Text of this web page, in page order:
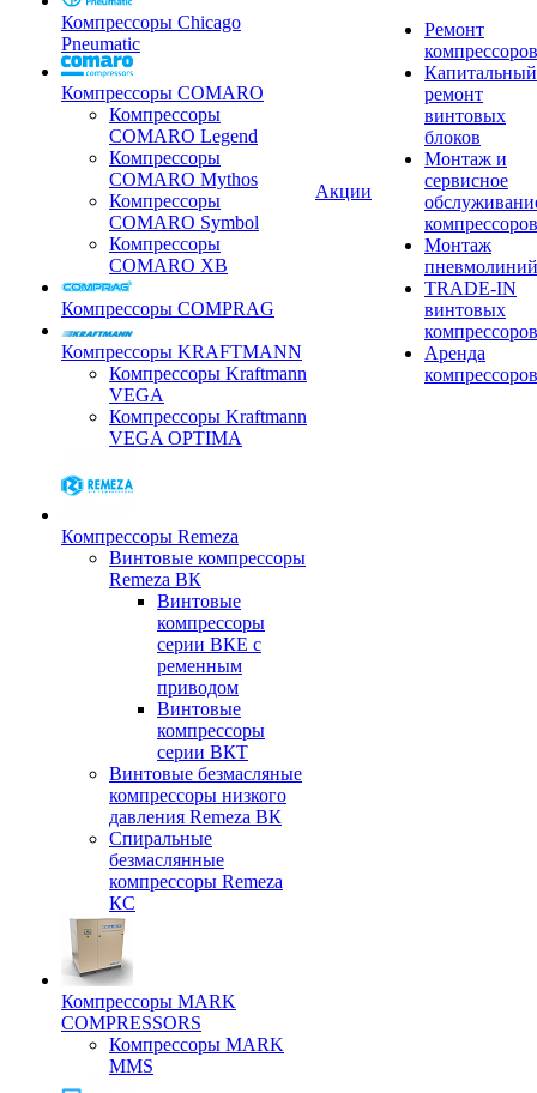
Компрессоры Chicago
Pneumatic
Компрессоры COMARO
Компрессоры
COMARO Legend
Компрессоры
COMARO Mythos
Компрессоры
COMARO Symbol
Компрессоры
COMARO XB
Компрессоры COMPRAG
Компрессоры KRAFTMANN
Компрессоры Kraftmann
VEGA
Компрессоры Kraftmann
VEGA OPTIMA
Компрессоры Remeza
Винтовые компрессоры
Remeza ВК
Винтовые
компрессоры
серии ВКЕ с
ременным
приводом
Винтовые
компрессоры
серии ВКТ
Винтовые безмасляные
компрессоры низкого
давления Remeza ВК
Спиральные
безмаслянные
компрессоры Remeza
КС
Компрессоры MARK
COMPRESSORS
Компрессоры MARK
MMS
Акции
Ремонт
компрессоров
Капитальный
ремонт
винтовых
блоков
Монтаж и
сервисное
компрессоров
Монтаж
пневмолиний
TRADE-IN
винтовых
компрессоров
Аренда
компрессоров